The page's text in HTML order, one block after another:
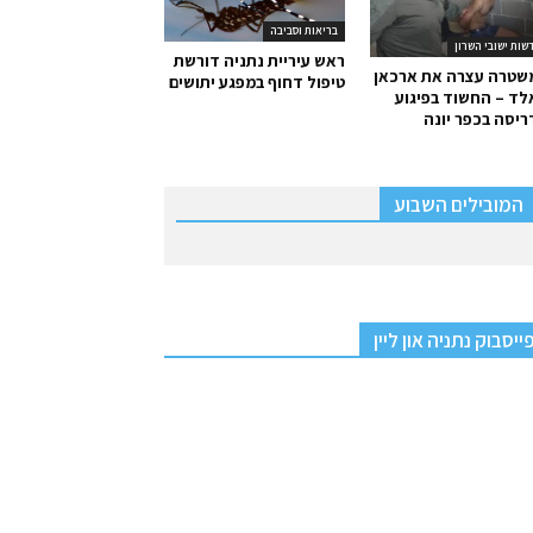
בריאות וסביבה
ראש עיריית נתניה דורשת
טיפול דחוף במפגע יתושים
ישובי השרון
עצרה את ארכאן
– החשוד בפיגוע
בכפר יונה
המובילים השבוע
פייסבוק נתניה און ליין